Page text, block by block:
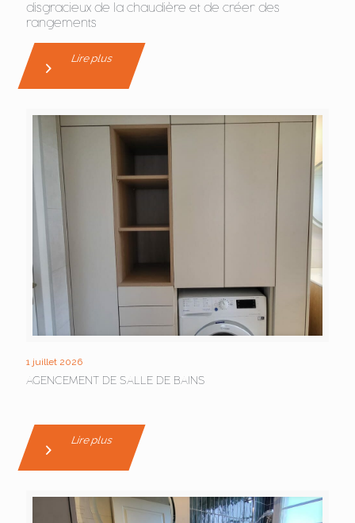
disgracieux de la chaudière et de créer des
rangements
Lire plus
1 juillet 2026
AGENCEMENT DE SALLE DE BAINS
Lire plus